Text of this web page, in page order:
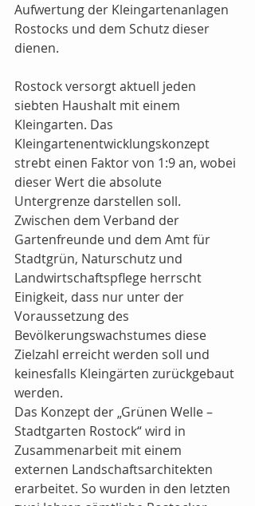
Aufwertung der Kleingartenanlagen
Rostocks und dem Schutz dieser
dienen.
Rostock versorgt aktuell jeden
siebten Haushalt mit einem
Kleingarten. Das
Kleingartenentwicklungskonzept
strebt einen Faktor von 1:9 an, wobei
dieser Wert die absolute
Untergrenze darstellen soll.
Zwischen dem Verband der
Gartenfreunde und dem Amt für
Stadtgrün, Naturschutz und
Landwirtschaftspflege herrscht
Einigkeit, dass nur unter der
Voraussetzung des
Bevölkerungswachstumes diese
Zielzahl erreicht werden soll und
keinesfalls Kleingärten zurückgebaut
werden.
Das Konzept der „Grünen Welle –
Stadtgarten Rostock“ wird in
Zusammenarbeit mit einem
externen Landschaftsarchitekten
erarbeitet. So wurden in den letzten